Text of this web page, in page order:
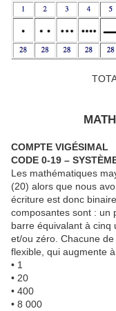
COMPTE VIGÉSIMAL
CODE 0-19 –
Les mathématiques
(20) alors que nous
écriture est donc
composantes sont : un
barre équivalant à cinq
et/ou zéro. Chacune
flexible, qui augmente
• 1
• 20
• 400
• 8 000